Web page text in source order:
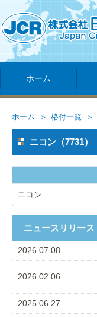
ホーム
ホーム 格付一覧
ニコン（7731）
ニコン
ニュースリリース
2026.07.08
2026.02.06
2025.06.27